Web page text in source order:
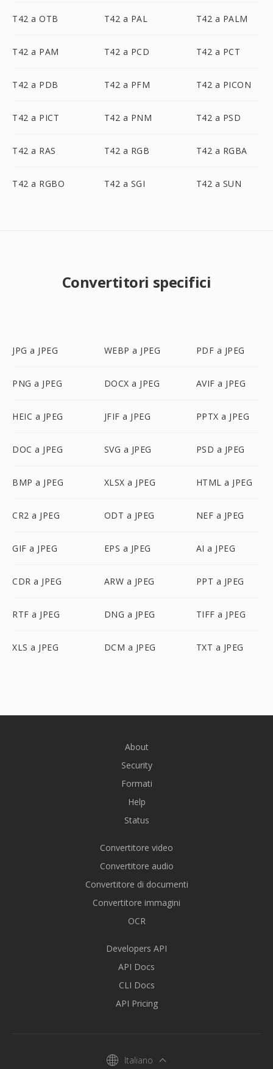
T42 a OTB T42 a PAL T42 a PALM
T42 a PAM T42 a PCD T42 a PCT
T42 a PDB T42 a PFM T42 a PICON
T42 a PICT T42 a PNM T42 a PSD
T42 a RAS T42 a RGB T42 a RGBA
T42 a RGBO T42 a SGI T42 a SUN
Convertitori specifici
JPG a JPEG WEBP a JPEG PDF a JPEG
PNG a JPEG DOCX a JPEG AVIF a JPEG
HEIC a JPEG JFIF a JPEG PPTX a JPEG
DOC a JPEG SVG a JPEG PSD a JPEG
BMP a JPEG XLSX a JPEG HTML a JPEG
CR2 a JPEG ODT a JPEG NEF a JPEG
GIF a JPEG EPS a JPEG AI a JPEG
CDR a JPEG ARW a JPEG PPT a JPEG
RTF a JPEG DNG a JPEG TIFF a JPEG
XLS a JPEG DCM a JPEG TXT a JPEG
About
Security
Formati
Help
Status
Convertitore video
Convertitore audio
Convertitore di documenti
Convertitore immagini
OCR
Developers API
API Docs
CLI Docs
API Pricing
Italiano